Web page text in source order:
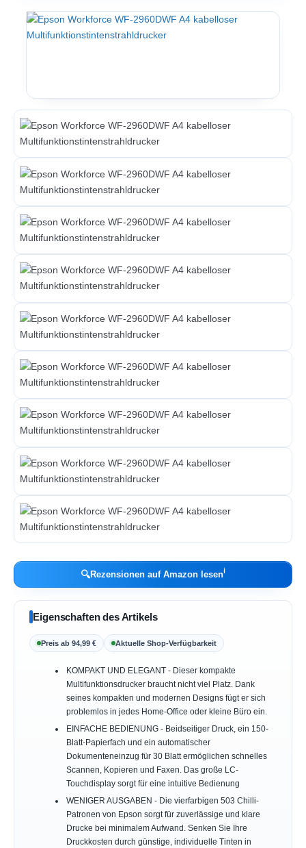
🔍Rezensionen auf Amazon lesenℹ︎
Eigenschaften des Artikels
Preis ab 94,99 € Aktuelle Shop-Verfügbarkeit
KOMPAKT UND ELEGANT - Dieser kompakte
Multifunktionsdrucker braucht nicht viel Platz. Dank
seines kompakten und modernen Designs fügt er sich
problemlos in jedes Home-Office oder kleine Büro ein.
EINFACHE BEDIENUNG - Beidseitiger Druck, ein 150-
Blatt-Papierfach und ein automatischer
Dokumenteneinzug für 30 Blatt ermöglichen schnelles
Scannen, Kopieren und Faxen. Das große LC-
Touchdisplay sorgt für eine intuitive Bedienung
WENIGER AUSGABEN - Die vierfarbigen 503 Chilli-
Patronen von Epson sorgt für zuverlässige und klare
Drucke bei minimalem Aufwand. Senken Sie Ihre
Druckkosten durch günstige, individuelle Tinten in